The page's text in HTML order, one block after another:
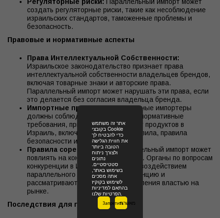
מאשרתЗапретить
אתר זה משתמש
בקובצי Cookie
כדי להבטיח לך
את חווית הגלישה
הטובה ביותר
ולצורך ניתוח
נתונים
סטטיסטיים.
בשימוש באתר,
אתה מסכים
לשימוש בקוקיז
בהתאם למדיניות
הפרטיות שלנו.
Регуляторные риски: Параллельный импорт может
создать регуляторные риски, такие как несоблюдение
израильских стандартов, таможенные проблемы и
безопасность.
Правовые и нормативные аспекты
Права Интеллектуальной Собственности:
Израильское законодательство признает права
интеллектуальной собственности владельцев брендов,
включая товарные знаки и авторские права.
Параллельный импорт может нарушать эти права, если
это делается без согласия владельца бренда.
Импортные правила:Параллельные импортеры
должны соблюдать все правила и нормативные
требования, применимые к импорту продуктов в
Израиль, включая таможенные правила, правила
безопасности и торговые правила.
Правила соревнований:Параллельный импорт может
повлиять на конкуренцию на рынке. Органы по вопросам
конкуренции в Израиле следят за воздействием
параллельного импорта на конкуренцию и
рассматривают случаи злоупотребления властью на
рынке.
Последствия для потребителей